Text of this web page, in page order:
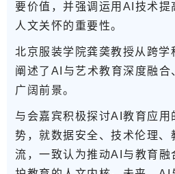
要价值，并强调运用AI技术提
人文关怀的重要性。
北京服装学院龚䶮教授从 跨学
阐述了AI与艺术教育深度融合
广阔前景。
与会嘉宾积极探讨AI教育应用
势，就数据安全、技术伦理、
流，一致认为推动AI与教育融